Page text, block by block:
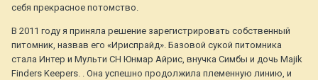
себя прекрасное потомство.
В 2011 году я приняла решение зарегистрировать собственный
питомник, назвав его «Ириспрайд». Базовой сукой питомника
стала Интер и Мульти СН Юнмар Айрис, внучка Симбы и дочь Majik
Finders Keepers. . Она успешно продолжила племенную линию, и